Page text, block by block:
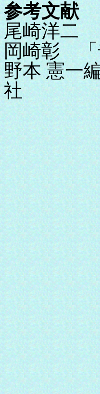
参考文献
尾崎洋二
岡崎彰 「
野本 憲一
社